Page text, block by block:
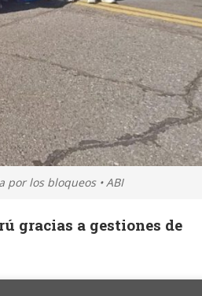
los bloqueos • ABI
gracias a gestiones de